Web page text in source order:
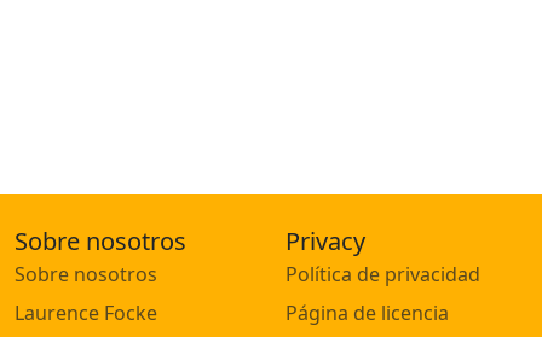
Sobre nosotros
Sobre nosotros
Laurence Focke
Privacy
Política de privacidad
Página de licencia